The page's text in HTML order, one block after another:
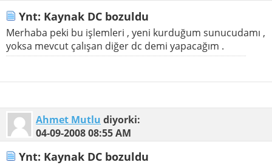
Ynt: Kaynak DC bozuldu
Merhaba peki bu işlemleri , yeni kurduğum sunucudamı ,
yoksa mevcut çalışan diğer dc demi yapacağım .
Ahmet Mutlu diyorki:
04-09-200808:55 AM
Ynt: Kaynak DC bozuldu